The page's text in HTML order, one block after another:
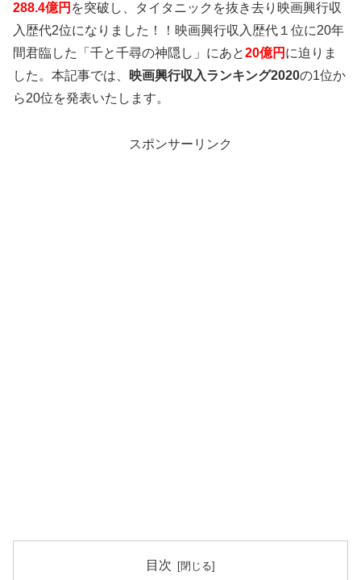
288.4億円 を突破し、タイタニックを抜き去り映画興行収
入歴代2位になりました！！映画興行収入歴代１位に20年
間君臨した「千と千尋の神隠し」にあと20億円 に迫りま
した。本記事では、
映画興行収入ランキング2020の1位か
ら20位を発表いたします。
スポンサーリンク
目次